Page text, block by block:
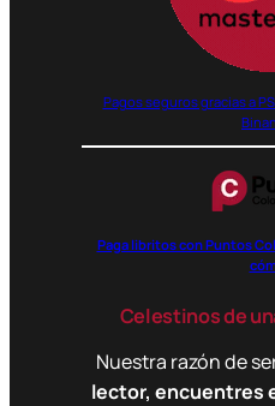
Pagos seguros gracias a
Paga libritos con Puntos
Celestinos de
Nuestra razón de
lector, encuentres